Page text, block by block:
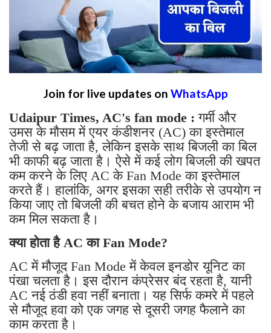
Join for live updates on WhatsApp
Udaipur Times, AC's fan mode : गर्मी और
उमस के मौसम में एयर कंडीशनर (AC) का इस्तेमाल
तेजी से बढ़ जाता है, लेकिन इसके साथ बिजली का बिल
भी काफी बढ़ जाता है। ऐसे में कई लोग बिजली की खपत
कम करने के लिए AC के Fan Mode का इस्तेमाल
करते हैं। हालांकि, अगर इसका सही तरीके से उपयोग न
किया जाए तो बिजली की बचत होने के बजाय आराम भी
कम मिल सकता है।
क्या होता है AC का Fan Mode?
AC में मौजूद Fan Mode में केवल इनडोर यूनिट का
पंखा चलता है। इस दौरान कंप्रेसर बंद रहता है, यानी
AC नई ठंडी हवा नहीं बनाता। यह सिर्फ कमरे में पहले
से मौजूद हवा को एक जगह से दूसरी जगह फैलाने का
काम करता है।